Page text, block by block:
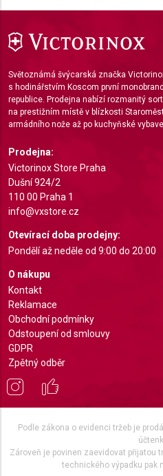
Světoznámá švýcarská značka
s hodinářstvím Koscom první
republice. Prodejna nabízí rozmanitý
na prestižním místě v blízkosti
armádního nože až po kuchyňské
Prodejna:
Victorinox Store Praha
Dušní 924/2
110 00 Praha 1
info@vxstore.cz
Otevírací doba prodejny:
Pondělí až neděle od 9:00 do 20:00
O nákupu
Kontakt
Reklamace
Obchodní podmínky
Odstoupení od smlouvy
GDPR
Zpětný odběr
Podle zákona o evidenci tržeb je
Zároveň je povinen zaevidovat přijatou
technického výpadku pak
Use profiles to select
Create profiles to personalise
Use profiles to select
Measure advertising
Understand audiences
combinations of data from
Develop and improve services
Use limited data to select
Use precise geolocation data
Identify devices based on
requested
Non-IAB processing purposes:
Necessary
Performance
Advertising